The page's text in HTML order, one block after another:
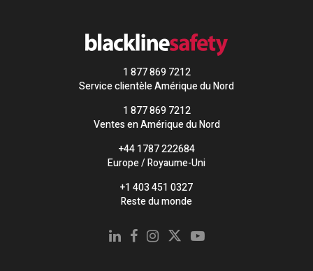
1 877 869 7212
Service clientèle Amérique du Nord
1 877 869 7212
Ventes en Amérique du Nord
+44 1787 222684
Europe / Royaume-Uni
+1 403 451 0327
Reste du monde